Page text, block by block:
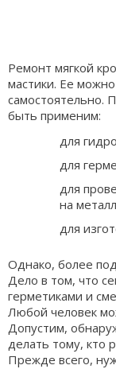
Ремонт мягкой
мастики. Ее
самостоятельно.
быть применим:
для
для
для
на
для
Однако, более
Дело в том, что
герметиками и
Любой человек
Допустим,
делать тому, кто
Прежде всего,